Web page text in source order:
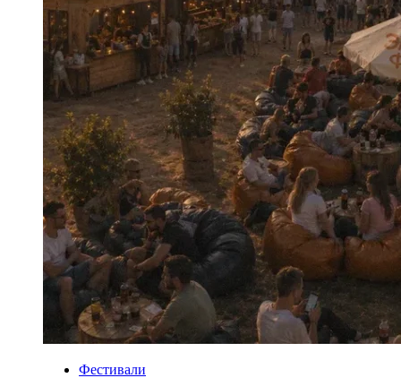
Фестивали